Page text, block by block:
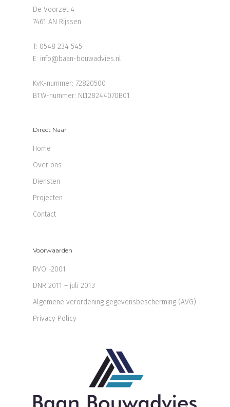
De Voorzet 4
7461 AN Rijssen
T: 0548 234 545
E: info@baan-bouwadvies.nl
KvK-nummer: 72820500
BTW-nummer: NL128244070B01
Direct Naar
Home
Over ons
Diensten
Projecten
Contact
Voorwaarden
RVOI-2001
DNR 2011 – juli 2013
Algemene verordening gegevensbescherming (AVG)
Privacy Policy